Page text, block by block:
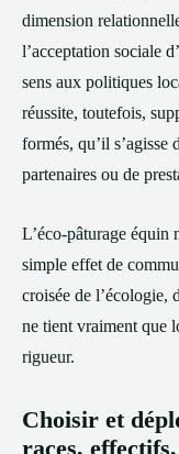
dimension
l’acceptation sociale
sens aux politiques
réussite, toutefois,
formés, qu’il s’agisse
partenaires ou de
L’éco-pâturage équin
simple effet de
croisée de l’écologie,
ne tient vraiment que
rigueur.
Choisir et
races,